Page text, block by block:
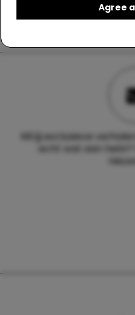
Agree
Wil jij exclusieve
echt wat aan hebt?